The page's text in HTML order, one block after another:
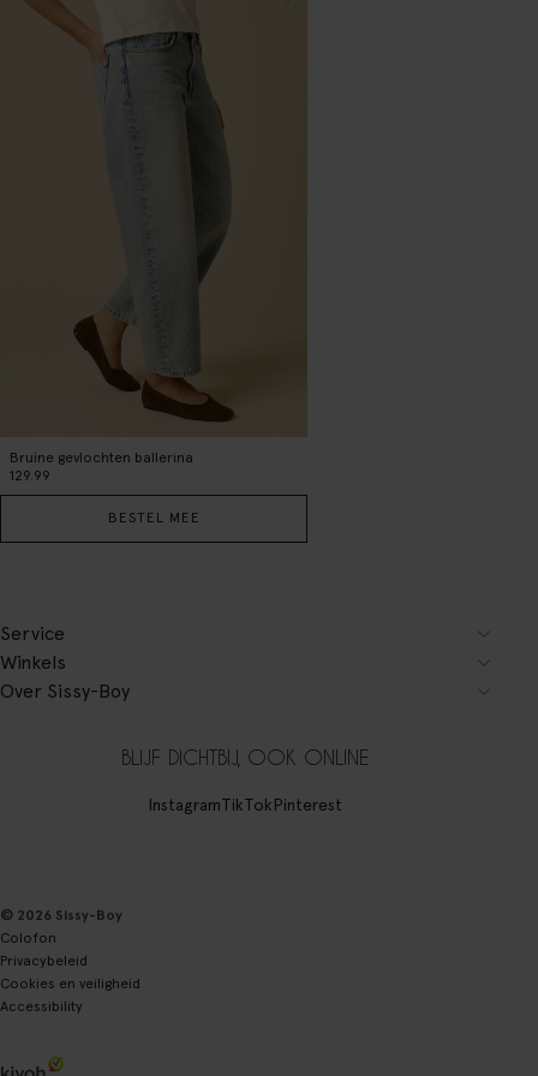
Bruine gevlochten ballerina
129.99
BESTEL MEE
Service
Winkels
Over Sissy-Boy
BLIJF DICHTBIJ, OOK ONLINE
InstagramTikTokPinterest
© 2026 Sissy-Boy
Colofon
Privacybeleid
Cookies en veiligheid
Accessibility